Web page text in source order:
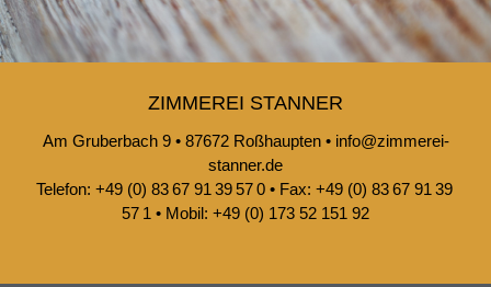
ZIMMEREI STANNER
Am Gruberbach 9 • 87672 Roßhaupten • info@zimmerei-
stanner.de
Telefon: +49 (0) 83 67 91 39 57 0 • Fax: +49 (0) 83 67 91 39
57 1 • Mobil: +49 (0) 173 52 151 92